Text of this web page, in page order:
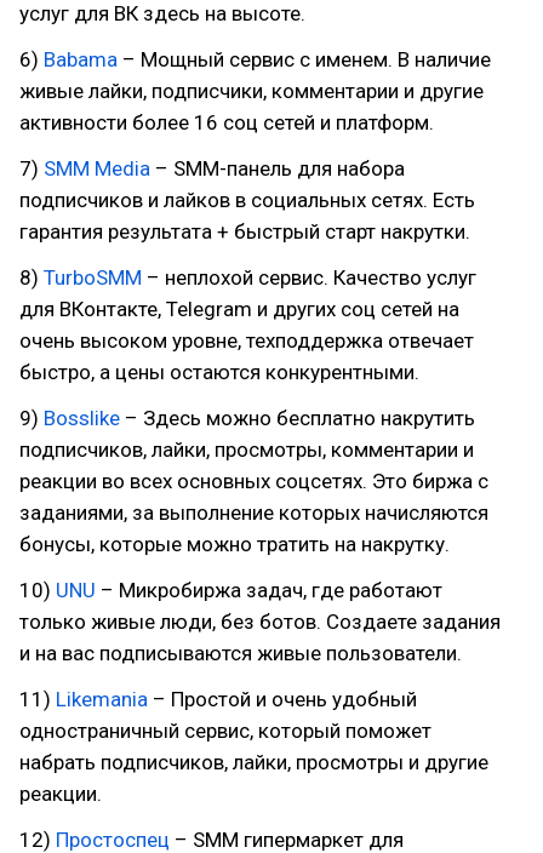
услуг для ВК здесь на высоте.
6) Babama – Мощный сервис с именем. В наличие
живые лайки, подписчики, комментарии и другие
активности более 16 соц сетей и платформ.
7) SMM Media – SMM-панель для набора
подписчиков и лайков в социальных сетях. Есть
гарантия результата + быстрый старт накрутки.
8) TurboSMM – неплохой сервис. Качество услуг
для ВКонтакте, Telegram и других соц сетей на
очень высоком уровне, техподдержка отвечает
быстро, а цены остаются конкурентными.
9) Bosslike – Здесь можно бесплатно накрутить
подписчиков, лайки, просмотры, комментарии и
реакции во всех основных соцсетях. Это биржа с
заданиями, за выполнение которых начисляются
бонусы, которые можно тратить на накрутку.
10) UNU – Микробиржа задач, где работают
только живые люди, без ботов. Создаете задания
и на вас подписываются живые пользователи.
11) Likemania – Простой и очень удобный
одностраничный сервис, который поможет
набрать подписчиков, лайки, просмотры и другие
реакции.
12) Простоспец – SMM гипермаркет для